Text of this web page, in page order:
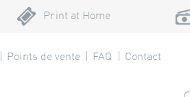
Print at Home
Points de vente FAQ Contact